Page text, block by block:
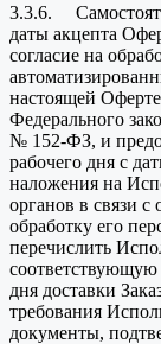
3.3.6.
даты акцепта
согласие на
настоящей
Федерального
№ 152-ФЗ, и
рабочего дня с
наложения на
органов в связи с
обработку его
перечислить
соответствующую
дня доставки
требования
документы,